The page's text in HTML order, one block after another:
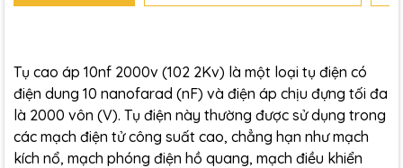
Tụ cao áp 10nf 2000v (102 2Kv) là một loại tụ điện có
điện dung 10 nanofarad (nF) và điện áp chịu đựng tối đa
là 2000 vôn (V). Tụ điện này thường được sử dụng trong
các mạch điện tử công suất cao, chẳng hạn như mạch
kích nổ, mạch phóng điện hồ quang, mạch điều khiển